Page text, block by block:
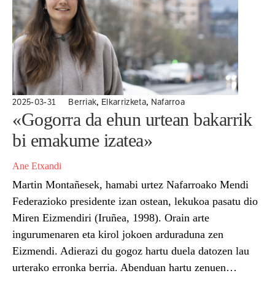
2025-03-31 Berriak, Elkarrizketa, Nafarroa
«Gogorra da ehun urtean bakarrik
bi emakume izatea»
Ane Etxandi
Martin Montañesek, hamabi urtez Nafarroako Mendi
Federazioko presidente izan ostean, lekukoa pasatu dio
Miren Eizmendiri (Iruñea, 1998). Orain arte
ingurumenaren eta kirol jokoen arduraduna zen
Eizmendi. Adierazi du gogoz hartu duela datozen lau
urterako erronka berria. Abenduan hartu zenuen